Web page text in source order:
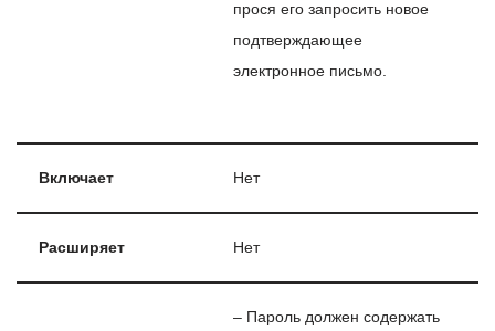
прося его запросить новое
подтверждающее
электронное письмо.
Включает Нет
Расширяет Нет
– Пароль должен содержать